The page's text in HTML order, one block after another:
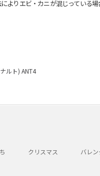
りエビ・カニが混じっている
ルト) ANT4
クリスマス バレ